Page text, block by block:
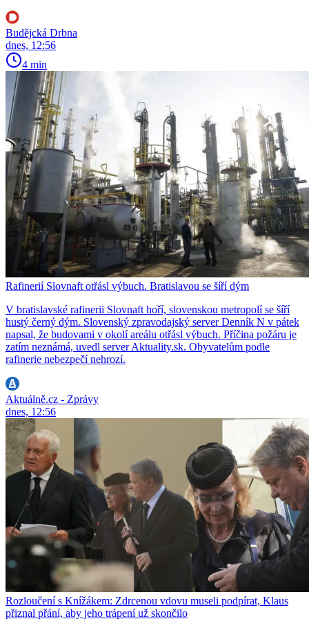
Budějcká Drbna
dnes, 12:56
4 min
Rafinerií Slovnaft otřásl výbuch. Bratislavou se šíří dým
V bratislavské rafinerii Slovnaft hoří, slovenskou metropolí se šíří
hustý černý dým. Slovenský zpravodajský server Denník N v pátek
napsal, že budovami v okolí areálu otřásl výbuch. Příčina požáru je
zatím neznámá, uvedl server Aktuality.sk. Obyvatelům podle
rafinerie nebezpečí nehrozí.
Aktuálně.cz - Zprávy
dnes, 12:56
Rozloučení s Knížákem: Zdrcenou vdovu museli podpírat, Klaus
přiznal přání, aby jeho trápení už skončilo